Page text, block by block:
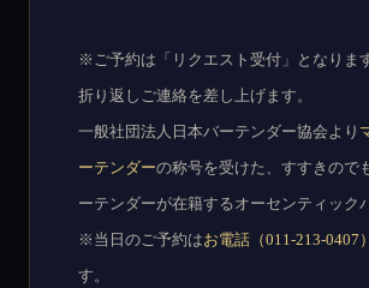
※ご予約は「リクエスト受付」となりま
折り返しご連絡を差し上げます。
一般社団法人日本バーテンダー協会より
ーテンダーの称号を受けた、すすきので
ーテンダーが在籍するオーセンティック
※当日のご予約はお電話（011-213-0407）
す。